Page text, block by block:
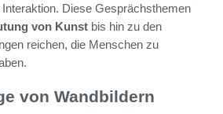
Diese Gesprächsthemen
von Kunst bis hin zu den
reichen, die Menschen zu
von Wandbildern